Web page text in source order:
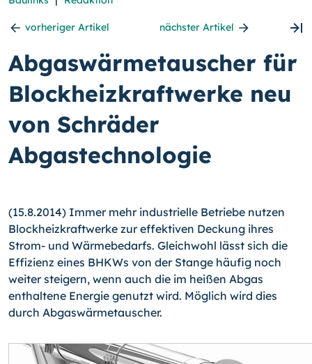
vorheriger Artikel nächster Artikel
Abgaswärmetauscher für
Blockheizkraftwerke neu
von Schräder
Abgastechnologie
(15.8.2014) Immer mehr industrielle Betriebe nutzen
Blockheizkraftwerke zur effekti­ven Deckung ihres
Strom- und Wärmebedarfs. Gleichwohl lässt sich die
Effizienz ei­nes BHKWs von der Stange häufig noch
weiter steigern, wenn auch die im heißen Ab­gas
enthaltene Energie genutzt wird. Möglich wird dies
durch Abgaswärmetauscher.